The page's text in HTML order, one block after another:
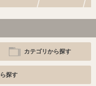
カテゴリから探す
探す